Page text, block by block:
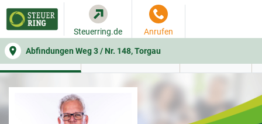
Abfindungen Weg 3 / Nr. 148, Torgau
Steuerring.de Anrufen
WER SIE BERÄT BEITRAGSRECHNER